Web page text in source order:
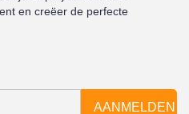
en creëer de perfecte
AANMELDEN